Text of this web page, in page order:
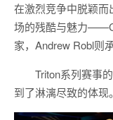
在激烈竞争中脱颖
场的残酷与魅力
家，Andrew Robl则
Triton系列赛事
到了淋漓尽致的体现。